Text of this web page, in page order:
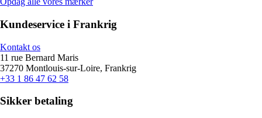
Kundeservice i Frankrig
Kontakt os
11 rue Bernard Maris
37270 Montlouis-sur-Loire, Frankrig
+33 1 86 47 62 58
Sikker betaling